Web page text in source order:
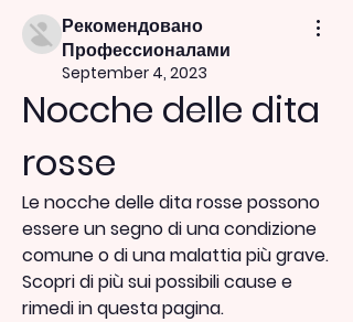
Рекомендовано
Профессионалами
September 4, 2023
Nocche delle dita
rosse
Le nocche delle dita rosse possono
essere un segno di una condizione
comune o di una malattia più grave.
Scopri di più sui possibili cause e
rimedi in questa pagina.